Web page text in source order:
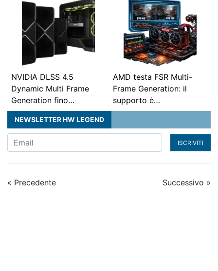
NVIDIA DLSS 4.5
Dynamic Multi Frame
Generation fino…
AMD testa FSR Multi-
Frame Generation: il
supporto è…
NEWSLETTER HW LEGEND
ISCRIVITI
« Precedente Successivo »